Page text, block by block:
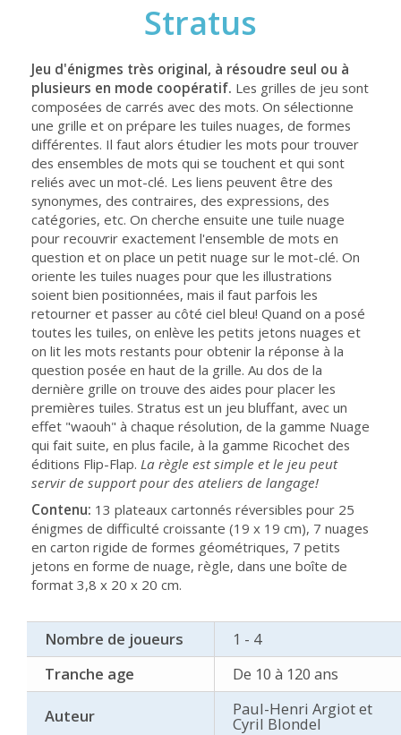
Stratus
Jeu d'énigmes très original, à résoudre seul ou à
plusieurs en mode coopératif. Les grilles de jeu sont
composées de carrés avec des mots. On sélectionne
une grille et on prépare les tuiles nuages, de formes
différentes. Il faut alors étudier les mots pour trouver
des ensembles de mots qui se touchent et qui sont
reliés avec un mot-clé. Les liens peuvent être des
synonymes, des contraires, des expressions, des
catégories, etc. On cherche ensuite une tuile nuage
pour recouvrir exactement l'ensemble de mots en
question et on place un petit nuage sur le mot-clé. On
oriente les tuiles nuages pour que les illustrations
soient bien positionnées, mais il faut parfois les
retourner et passer au côté ciel bleu! Quand on a posé
toutes les tuiles, on enlève les petits jetons nuages et
on lit les mots restants pour obtenir la réponse à la
question posée en haut de la grille. Au dos de la
dernière grille on trouve des aides pour placer les
premières tuiles. Stratus est un jeu bluffant, avec un
effet "waouh" à chaque résolution, de la gamme Nuage
qui fait suite, en plus facile, à la gamme Ricochet des
éditions Flip-Flap. La règle est simple et le jeu peut
servir de support pour des ateliers de langage!
Contenu: 13 plateaux cartonnés réversibles pour 25
énigmes de difficulté croissante (19 x 19 cm), 7 nuages
en carton rigide de formes géométriques, 7 petits
jetons en forme de nuage, règle, dans une boîte de
format 3,8 x 20 x 20 cm.
Nombre de joueurs
1 - 4
Tranche age
De 10 à 120 ans
Auteur Paul-Henri Argiot et
Cyril Blondel